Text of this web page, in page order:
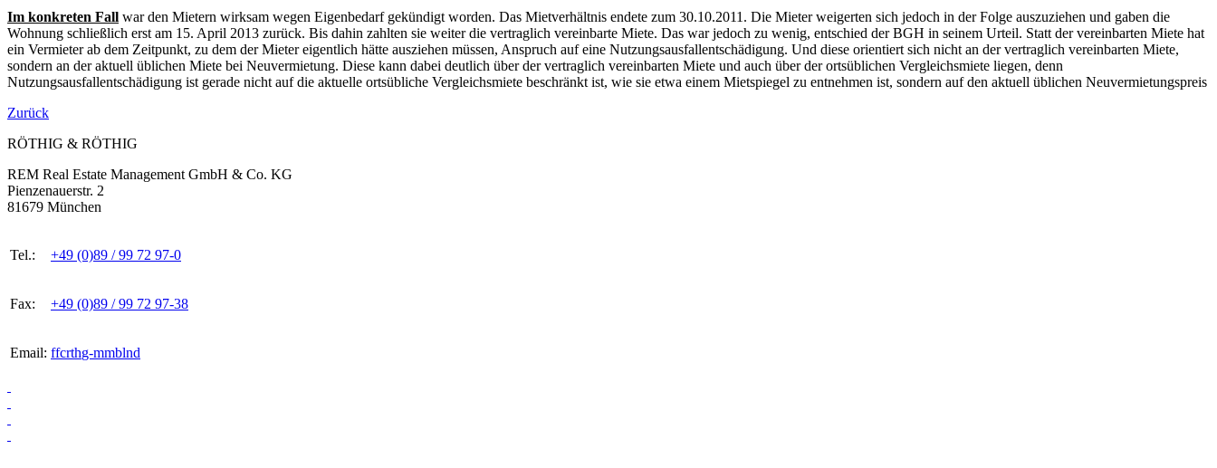
Im konkreten Fall war den Mietern wirksam wegen Eigenbedarf gekündigt worden. Das Mietverhältnis endete zum 30.10.2011. Die Mieter weigerten sich jedoch in der Folge auszuziehen und gaben die
Wohnung schließlich erst am 15. April 2013 zurück. Bis dahin zahlten sie weiter die vertraglich vereinbarte Miete. Das war jedoch zu wenig, entschied der BGH in seinem Urteil. Statt der vereinbarten Miete hat
ein Vermieter ab dem Zeitpunkt, zu dem der Mieter eigentlich hätte ausziehen müssen, Anspruch auf eine Nutzungsausfallentschädigung. Und diese orientiert sich nicht an der vertraglich vereinbarten Miete,
sondern an der aktuell üblichen Miete bei Neuvermietung. Diese kann dabei deutlich über der vertraglich vereinbarten Miete und auch über der ortsüblichen Vergleichsmiete liegen, denn
Nutzungsausfallentschädigung ist gerade nicht auf die aktuelle ortsübliche Vergleichsmiete beschränkt ist, wie sie etwa einem Mietspiegel zu entnehmen ist, sondern auf den aktuell üblichen Neuvermietungspreis
Zurück
RÖTHIG & RÖTHIG
REM Real Estate Management GmbH & Co. KG
Pienzenauerstr. 2
81679 München
Tel.: +49 (0)89 / 99 72 97-0
Fax: +49 (0)89 / 99 72 97-38
Email: ffcrthg-mmblnd